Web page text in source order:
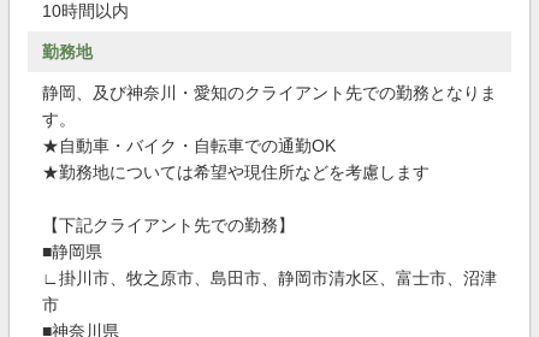
10時間以内
勤務地
静岡、及び神奈川・愛知のクライアント先での勤務となりま
す。
★自動車・バイク・自転車での通勤OK
★勤務地については希望や現住所などを考慮します
【下記クライアント先での勤務】
■静岡県
∟掛川市、牧之原市、島田市、静岡市清水区、富士市、沼津
市
■神奈川県